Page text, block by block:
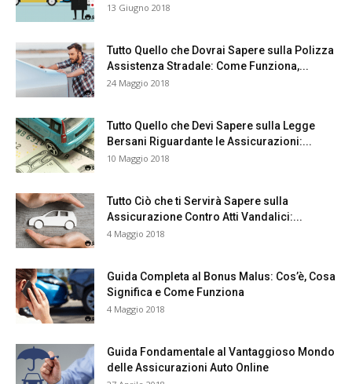
13 Giugno 2018
Tutto Quello che Dovrai Sapere sulla Polizza
Assistenza Stradale: Come Funziona,...
24 Maggio 2018
Tutto Quello che Devi Sapere sulla Legge
Bersani Riguardante le Assicurazioni:...
10 Maggio 2018
Tutto Ciò che ti Servirà Sapere sulla
Assicurazione Contro Atti Vandalici:...
4 Maggio 2018
Guida Completa al Bonus Malus: Cos’è, Cosa
Significa e Come Funziona
4 Maggio 2018
Guida Fondamentale al Vantaggioso Mondo
delle Assicurazioni Auto Online